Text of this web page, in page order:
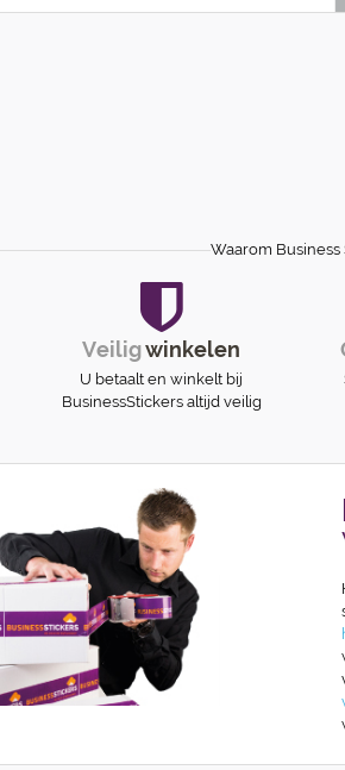
Waarom Business
Veiligwinkelen
U betaalt en winkelt bij
BusinessStickers altijd veilig